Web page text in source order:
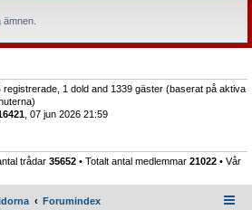
registrerade, 1 dold and 1339 gäster (baserat på aktiva
, 07 jun 2026 21:59
trådar 35652 • Totalt antal medlemmar 21022 • Vår
Forumindex